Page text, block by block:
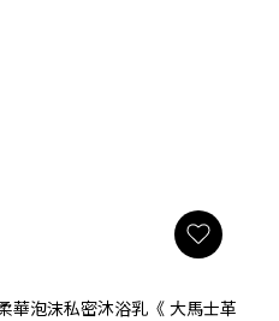
泡沫私密沐浴乳《 大馬士革